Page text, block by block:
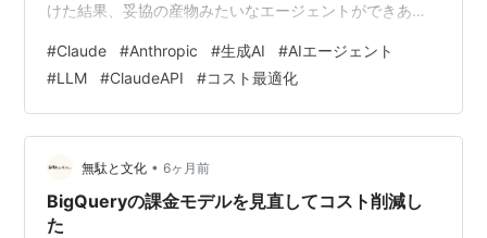
けた結果、妥協の産物みたいなエージェントができあが
2026年4月9日に公開した「アドバイザー戦略（The
Advisor Strategy）」は、そのトレードオフをそのまま
解消しようというアプローチだ。SonnetやHaikuをベー
スに動かしながら、難しい判断が必要な場面だけOpusに
「相談」する。結果として、Op…
#Claude #Anthropic #生成AI #AIエージェント
#LLM #ClaudeAPI #コスト最適化
無駄と文化 • 6ヶ月前
BigQueryの課金モデルを見直してコスト削減し
た